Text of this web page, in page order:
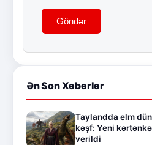
Göndər
Ən Son Xəbərlər
Taylandda elm
kəşf: Yeni
verildi